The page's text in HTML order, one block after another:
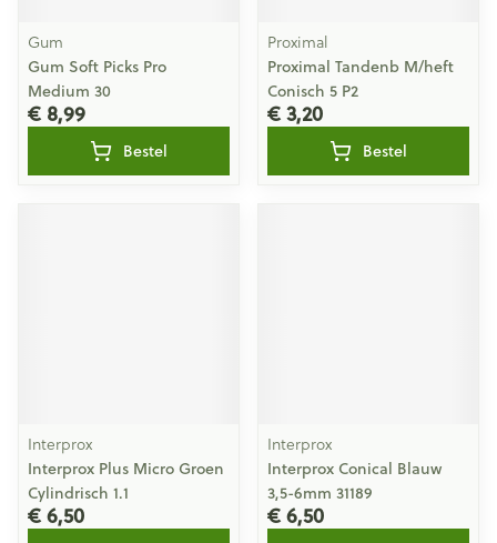
Gum
Gum Soft Picks Pro
Medium 30
€ 8,99
Bestel
Proximal
Proximal Tandenb M/heft
Conisch 5 P2
€ 3,20
Bestel
Interprox
Interprox Plus Micro Groen
Cylindrisch 1.1
€ 6,50
Interprox
Interprox Conical Blauw
3,5-6mm 31189
€ 6,50